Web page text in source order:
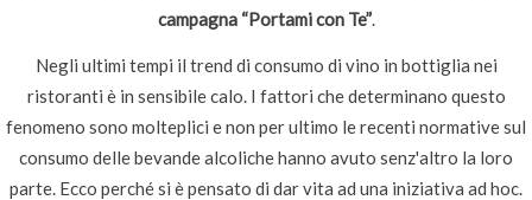
campagna “Portami con Te”.
Negli ultimi tempi il trend di consumo di vino in bottiglia nei
ristoranti è in sensibile calo. I fattori che determinano questo
fenomeno sono molteplici e non per ultimo le recenti normative sul
consumo delle bevande alcoliche hanno avuto senz'altro la loro
parte. Ecco perché si è pensato di dar vita ad una iniziativa ad hoc.